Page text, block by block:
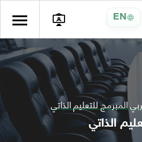
EN
المبرمج للتعليم الذاتي
الذاتي